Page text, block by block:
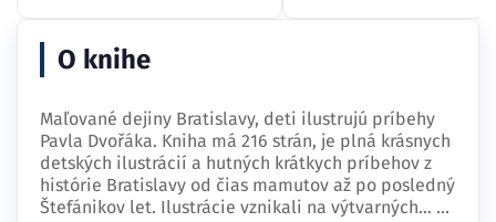
O knihe
Maľované dejiny Bratislavy, deti ilustrujú príbehy
Pavla Dvořáka. Kniha má 216 strán, je plná krásnych
detských ilustrácií a hutných krátkych príbehov z
histórie Bratislavy od čias mamutov až po posledný
Štefánikov let. Ilustrácie vznikali na výtvarných… ...